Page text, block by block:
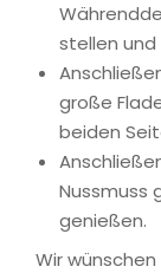
stellen und
große
beiden
Nussmuss
genießen.
Wir